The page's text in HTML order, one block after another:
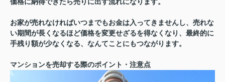
価格に納得できたら売りに出す流れになります。
お家が売れなければいつまでもお金は入ってきませんし、売れな
い期間が長くなるほど価格を変更せざるを得なくなり、最終的に
手残り額が少なくなる、なんてことにもつながります。
マンションを売却する際のポイント・注意点